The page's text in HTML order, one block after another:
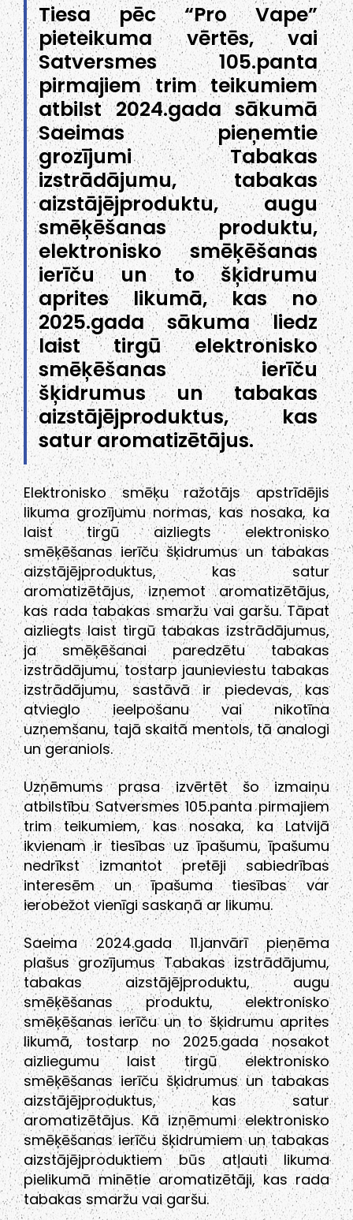
Tiesa pēc “Pro Vape”
pieteikuma vērtēs, vai
Satversmes 105.panta
pirmajiem trim teikumiem
atbilst 2024.gada sākumā
Saeimas pieņemtie
grozījumi Tabakas
izstrādājumu, tabakas
aizstājējproduktu, augu
smēķēšanas produktu,
elektronisko smēķēšanas
ierīču un to šķidrumu
aprites likumā, kas no
2025.gada sākuma liedz
laist tirgū elektronisko
smēķēšanas ierīču
šķidrumus un tabakas
aizstājējproduktus, kas
satur aromatizētājus.
Elektronisko smēķu ražotājs apstrīdējis
likuma grozījumu normas, kas nosaka, ka
laist tirgū aizliegts elektronisko
smēķēšanas ierīču šķidrumus un tabakas
aizstājējproduktus, kas satur
aromatizētājus, izņemot aromatizētājus,
kas rada tabakas smaržu vai garšu. Tāpat
aizliegts laist tirgū tabakas izstrādājumus,
ja smēķēšanai paredzētu tabakas
izstrādājumu, tostarp jaunieviestu tabakas
izstrādājumu, sastāvā ir piedevas, kas
atvieglo ieelpošanu vai nikotīna
uzņemšanu, tajā skaitā mentols, tā analogi
un geraniols.
Uzņēmums prasa izvērtēt šo izmaiņu
atbilstību Satversmes 105.panta pirmajiem
trim teikumiem, kas nosaka, ka Latvijā
ikvienam ir tiesības uz īpašumu, īpašumu
nedrīkst izmantot pretēji sabiedrības
interesēm un īpašuma tiesības var
ierobežot vienīgi saskaņā ar likumu.
Saeima 2024.gada 11.janvārī pieņēma
plašus grozījumus Tabakas izstrādājumu,
tabakas aizstājējproduktu, augu
smēķēšanas produktu, elektronisko
smēķēšanas ierīču un to šķidrumu aprites
likumā, tostarp no 2025.gada nosakot
aizliegumu laist tirgū elektronisko
smēķēšanas ierīču šķidrumus un tabakas
aizstājējproduktus, kas satur
aromatizētājus. Kā izņēmumi elektronisko
smēķēšanas ierīču šķidrumiem un tabakas
aizstājējproduktiem būs atļauti likuma
pielikumā minētie aromatizētāji, kas rada
tabakas smaržu vai garšu.